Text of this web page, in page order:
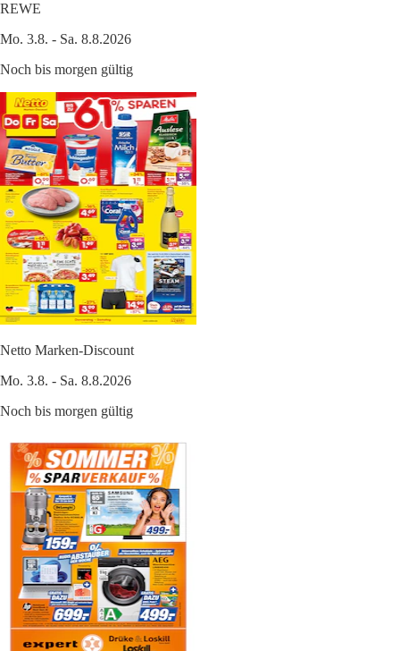
REWE
Mo. 3.8. - Sa. 8.8.2026
Noch bis morgen gültig
Netto Marken-Discount
Mo. 3.8. - Sa. 8.8.2026
Noch bis morgen gültig